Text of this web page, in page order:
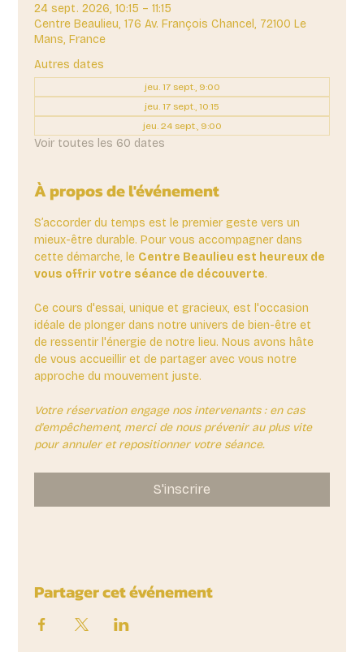
24 sept. 2026, 10:15 – 11:15
Centre Beaulieu, 176 Av. François Chancel, 72100 Le
Mans, France
Autres dates
jeu. 17 sept., 9:00
jeu. 17 sept., 10:15
jeu. 24 sept., 9:00
Voir toutes les 60 dates
À propos de l'événement
S’accorder du temps est le premier geste vers un
mieux-être durable. Pour vous accompagner dans
cette démarche, le Centre Beaulieu est heureux de
vous offrir votre séance de découverte.
Ce cours d'essai, unique et gracieux, est l'occasion
idéale de plonger dans notre univers de bien-être et
de ressentir l'énergie de notre lieu. Nous avons hâte
de vous accueillir et de partager avec vous notre
approche du mouvement juste.
Votre réservation engage nos intervenants : en cas
d'empêchement, merci de nous prévenir au plus vite
pour annuler et repositionner votre séance.
S'inscrire
Partager cet événement